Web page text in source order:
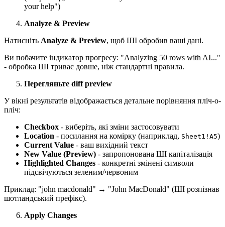
your help")
Analyze & Preview
Натисніть Analyze & Preview, щоб ШІ обробив ваші дані.
Ви побачите індикатор прогресу: "Analyzing 50 rows with AI..."
- обробка ШІ триває довше, ніж стандартні правила.
Перегляньте diff preview
У вікні результатів відображається детальне порівняння пліч-о-
пліч:
Checkbox - виберіть, які зміни застосовувати
Location - посилання на комірку (наприклад, Sheet1!A5)
Current Value - ваш вихідний текст
New Value (Preview) - запропонована ШІ капіталізація
Highlighted Changes - конкретні змінені символи
підсвічуються зеленим/червоним
Приклад: "john macdonald" → "John MacDonald" (ШІ розпізнав
шотландський префікс).
Apply Changes